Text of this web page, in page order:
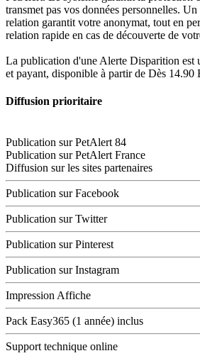
transmet pas vos données personnelles. Un
relation garantit votre anonymat, tout en
relation rapide en cas de découverte de
La publication d'une Alerte Disparition est
et payant, disponible à partir de Dès 14.90
Diffusion prioritaire
Publication sur PetAlert 84
Publication sur PetAlert France
Diffusion sur les sites partenaires
Publication sur Facebook
Publication sur Twitter
Publication sur Pinterest
Publication sur Instagram
Impression Affiche
Pack Easy365 (1 année) inclus
Support technique online